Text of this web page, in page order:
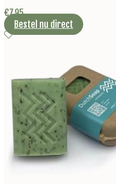
€7,95
Bestel nu direct